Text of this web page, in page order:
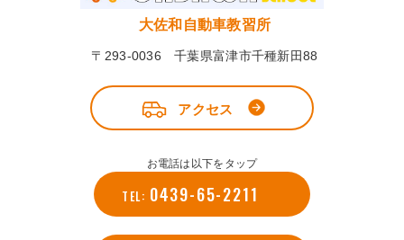
大佐和自動車教習所
〒293-0036 千葉県富津市千種新田88
アクセス
お電話は以下をタップ
TEL: 0439-65-2211